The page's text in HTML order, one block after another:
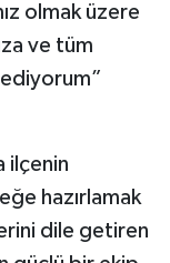
olmak üzere
ve tüm
ilçenin
hazırlamak
dile getiren